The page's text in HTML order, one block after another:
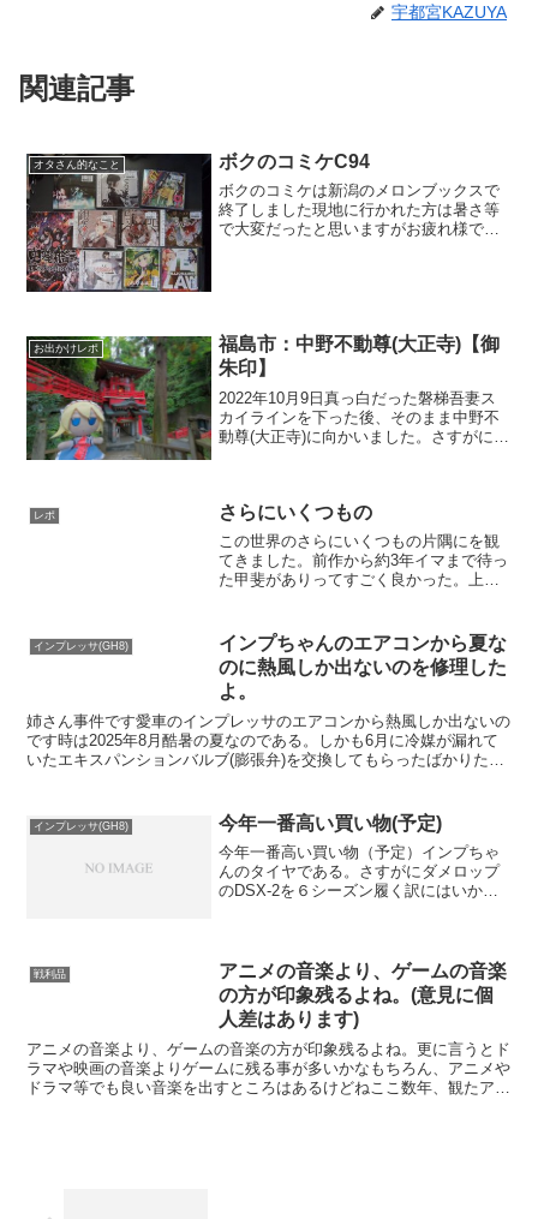
宇都宮KAZUYA
関連記事
オタさん的なこと ボクのコミケC94
ボクのコミケは新潟のメロンブックスで
終了しました現地に行かれた方は暑さ等
で大変だったと思いますがお疲れ様で
お出かけレポ
福島市：中野不動尊(大正寺)【御
朱印】
2022年10月9日真っ白だった磐梯吾妻ス
カイラインを下った後、そのまま中野不
動尊(大正寺)に向かいました。さすがに16
不動と銘打っ...
レポ さらにいくつもの
この世界のさらにいくつもの片隅にを観
てきました。前作から約3年イマまで待っ
た甲斐がありってすごく良かった。上映
作がすごくキレイにまとめてあったから
作品としては前作の「...
インプレッサ(GH8)
インプちゃんのエアコンから夏な
のに熱風しか出ないのを修理した
よ。
姉さん事件です愛車のインプレッサのエアコンから熱風しか出ないの
です時は2025年8月酷暑の夏なのである。しかも6月に冷媒が漏れて
いたエキスパンションバルブ(膨張弁)を交換してもらったばかりたし
インプレッサ(GH8) 今年一番高い買い物(予定)
今年一番高い買い物（予定）インプちゃ
んのタイヤである。さすがにダメロップ
のDSX-2を６シーズン履く訳にはいかな
さすがに次は、...
戦利品
アニメの音楽より、ゲームの音楽
の方が印象残るよね。(意見に個
人差はあります)
アニメの音楽より、ゲームの音楽の方が印象残るよね。更に言うとド
ラマや映画の音楽よりゲームに残る事が多いかなもちろん、アニメや
ドラマ等でも良い音楽を出すところはあるけどねここ数年、観たアニ